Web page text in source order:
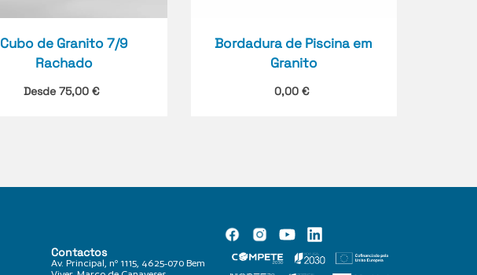
Cubo de Granito 7/9
Rachado
Desde75,00€
Bordadura de Piscina em
Granito
0,00 €
Contactos
Av. Principal, nº 1115, 4625-070 Bem